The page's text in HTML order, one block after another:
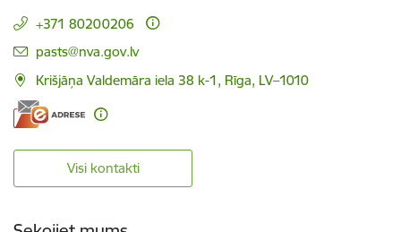
+371 80200206
E-pasts:
pasts@nva.gov.lv
Krišjāņa Valdemāra iela 38 k-1, Rīga, LV–1010
Visi kontakti